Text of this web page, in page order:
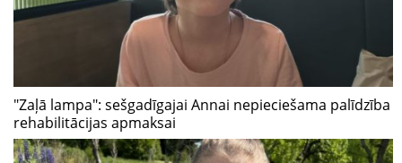
"Zaļā lampa": sešgadīgajai Annai nepieciešama palīdzība
rehabilitācijas apmaksai